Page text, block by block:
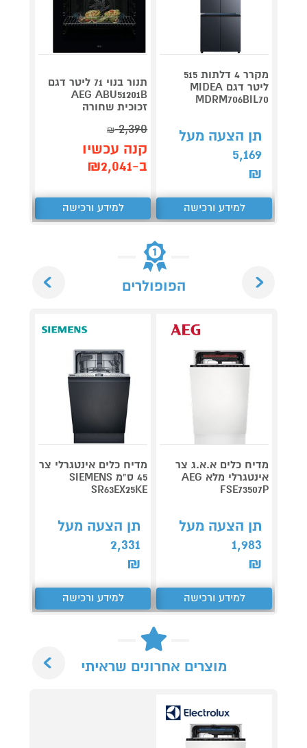
מקרר 4 דלתות 515
ליטר דגם MIDEA
MDRM706BIL70
תן הצעה מעל
5,169
₪
למידע ורכישה
תנור בנוי 71 ליטר דגם
AEG ABU51201B
זכוכית שחורה
2,390
₪
קנה עכשיו
ב-₪2,041
למידע ורכישה
הפופולרים
מדיח כלים א.א.ג צר
אינטגרלי מלא AEG
FSE73507P
תן הצעה מעל
1,983
₪
למידע ורכישה
מדיח כלים אינטגרלי צר
45 ס"מ SIEMENS
SR63EX25KE
תן הצעה מעל
2,331
₪
למידע ורכישה
מוצרים אחרונים שראיתי